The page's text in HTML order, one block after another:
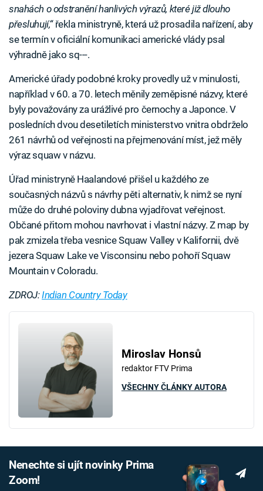
snahách o odstranění hanlivých výrazů, které již dlouho
přesluhují,“řekla ministryně, která už prosadila nařízení, aby
se termín v oficiální komunikaci americké vlády psal
výhradně jako sq---.
Americké úřady podobné kroky provedly už v minulosti,
například v 60. a 70. letech měnily zeměpisné názvy, které
byly považovány za urážlivé pro černochy a Japonce. V
posledních dvou desetiletích ministerstvo vnitra obdrželo
261 návrhů od veřejnosti na přejmenování míst, jež měly
výraz squaw v názvu.
Úřad ministryně Haalandové přišel u každého ze
současných názvů s návrhy pěti alternativ, k nimž se nyní
může do druhé poloviny dubna vyjadřovat veřejnost.
Občané přitom mohou navrhovat i vlastní názvy. Z map by
pak zmizela třeba vesnice Squaw Valley v Kalifornii, dvě
jezera Squaw Lake ve Visconsinu nebo pohoří Squaw
Mountain v Coloradu.
ZDROJ:Indian Country Today
Miroslav Honsů
redaktor FTV Prima
VŠECHNY ČLÁNKY AUTORA
Nenechte si ujít novinky Prima
Zoom!